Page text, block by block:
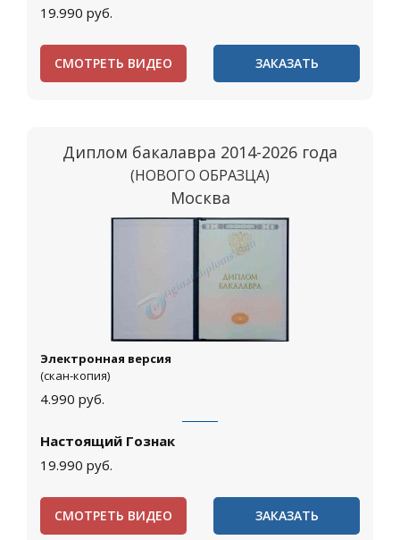
19.990 руб.
СМОТРЕТЬ ВИДЕО ЗАКАЗАТЬ
Диплом бакалавра 2014-2026 года
(НОВОГО ОБРАЗЦА)
Москва
Электронная версия
(скан-копия)
4.990 руб.
Настоящий Гознак
19.990 руб.
СМОТРЕТЬ ВИДЕО ЗАКАЗАТЬ